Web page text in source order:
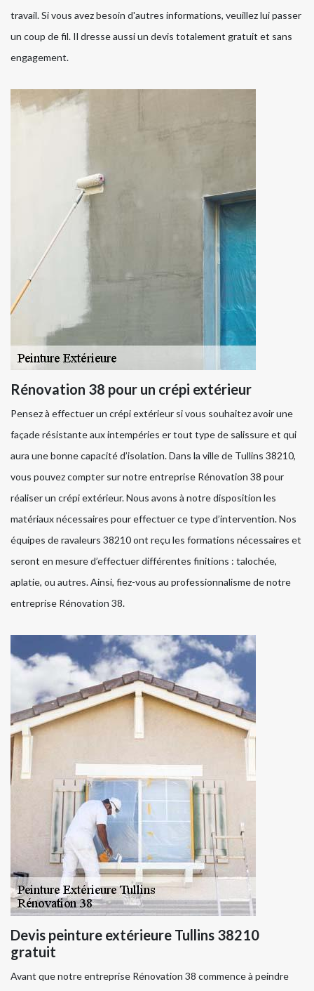
travail. Si vous avez besoin d'autres informations, veuillez lui passer
un coup de fil. Il dresse aussi un devis totalement gratuit et sans
engagement.
Rénovation 38 pour un crépi extérieur
Pensez à effectuer un crépi extérieur si vous souhaitez avoir une
façade résistante aux intempéries er tout type de salissure et qui
aura une bonne capacité d’isolation. Dans la ville de Tullins 38210,
vous pouvez compter sur notre entreprise Rénovation 38 pour
réaliser un crépi extérieur. Nous avons à notre disposition les
matériaux nécessaires pour effectuer ce type d’intervention. Nos
équipes de ravaleurs 38210 ont reçu les formations nécessaires et
seront en mesure d’effectuer différentes finitions : talochée,
aplatie, ou autres. Ainsi, fiez-vous au professionnalisme de notre
entreprise Rénovation 38.
Devis peinture extérieure Tullins 38210
gratuit
Avant que notre entreprise Rénovation 38 commence à peindre